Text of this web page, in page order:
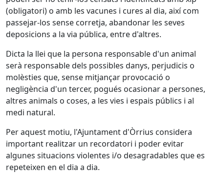
(obligatori) o amb les vacunes i cures al dia, així com
passejar-los sense corretja, abandonar les seves
deposicions a la via pública, entre d'altres.
Dicta la llei que la persona responsable d'un animal
serà responsable dels possibles danys, perjudicis o
molèsties que, sense mitjançar provocació o
negligència d'un tercer, pogués ocasionar a persones,
altres animals o coses, a les vies i espais públics i al
medi natural.
Per aquest motiu, l'Ajuntament d'Òrrius considera
important realitzar un recordatori i poder evitar
algunes situacions violentes i/o desagradables que es
repeteixen en el dia a dia.